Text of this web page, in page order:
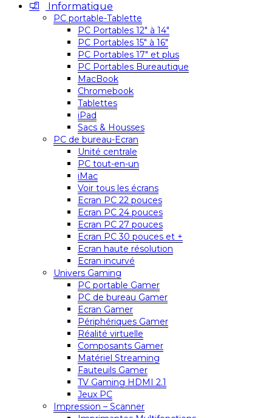
Informatique
PC portable-Tablette
PC Portables 12″ à 14″
PC Portables 15″ à 16″
PC Portables 17″ et plus
PC Portables Bureautique
MacBook
Chromebook
Tablettes
iPad
Sacs & Housses
PC de bureau-Ecran
Unité centrale
PC tout-en-un
iMac
Voir tous les écrans
Ecran PC 22 pouces
Ecran PC 24 pouces
Ecran PC 27 pouces
Ecran PC 30 pouces et +
Ecran haute résolution
Ecran incurvé
Univers Gaming
PC portable Gamer
PC de bureau Gamer
Ecran Gamer
Périphériques Gamer
Réalité virtuelle
Composants Gamer
Matériel Streaming
Fauteuils Gamer
TV Gaming HDMI 2.1
Jeux PC
Impression – Scanner